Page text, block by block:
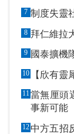
7
8
9
10
11當無厘頭遇上時代
事新可能
12 中方五招反制